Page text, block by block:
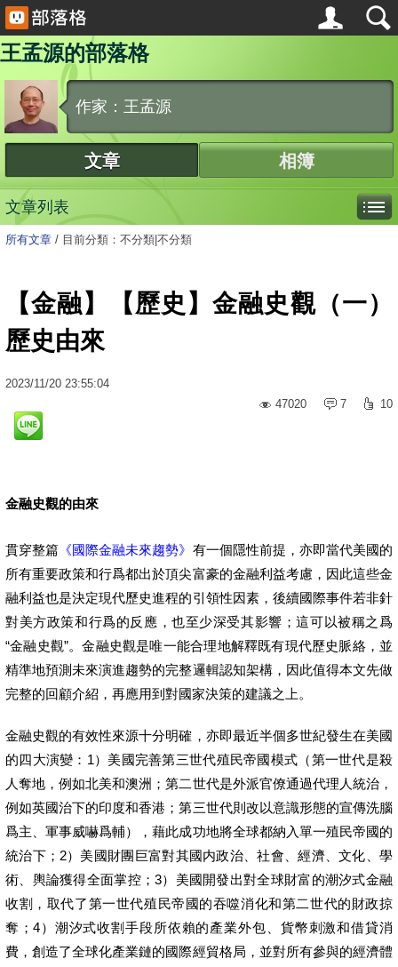
王孟源的部落格
作家：王孟源
文章 相簿
文章列表
所有文章 / 目前分類：不分類|不分類
【金融】【歷史】金融史觀（一）
歷史由來
2023/11/20 23:55:04
47020
7 10
金融史觀的由來
貫穿整篇 《國際金融未來趨勢》 有一個隱性前提，亦即當代美國的
所有重要政策和行爲都出於頂尖富豪的金融利益考慮，因此這些金
融利益也是決定現代歷史進程的引領性因素，後續國際事件若非針
對美方政策和行爲的反應，也至少深受其影響；這可以被稱之爲
“金融史觀”。金融史觀是唯一能合理地解釋既有現代歷史脈絡，並
精準地預測未來演進趨勢的完整邏輯認知架構，因此值得本文先做
完整的回顧介紹，再應用到對國家決策的建議之上。
金融史觀的有效性來源十分明確，亦即最近半個多世紀發生在美國
的四大演變：1）美國完善第三世代殖民帝國模式（第一世代是殺
人奪地，例如北美和澳洲；第二世代是外派官僚通過代理人統治，
例如英國治下的印度和香港；第三世代則改以意識形態的宣傳洗腦
爲主、軍事威嚇爲輔），藉此成功地將全球都納入單一殖民帝國的
統治下；2）美國財團巨富對其國内政治、社會、經濟、文化、學
術、輿論獲得全面掌控；3）美國開發出對全球財富的潮汐式金融
收割，取代了第一世代殖民帝國的吞噬消化和第二世代的財政掠
奪；4）潮汐式收割手段所依賴的產業外包、貨幣刺激和借貸消
費，創造了全球化產業鏈的國際經貿格局，並對所有參與的經濟體